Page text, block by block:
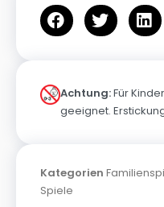
Achtung:Für
geeignet.
Kategorien
Spiele